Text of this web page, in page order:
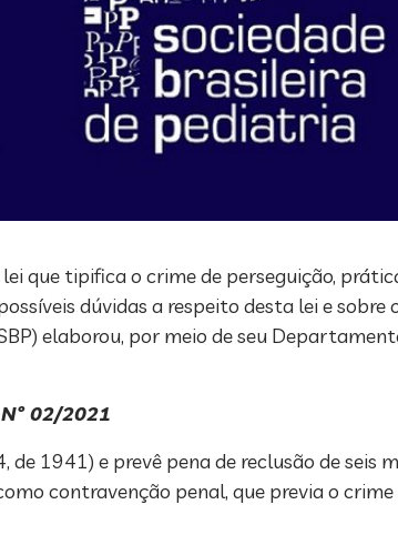
que tipifica o crime de perseguição,
dúvidas a respeito desta lei e sobre
elaborou, por meio de seu
02/2021
1941) e prevê pena de reclusão de seis
contravenção penal, que previa o